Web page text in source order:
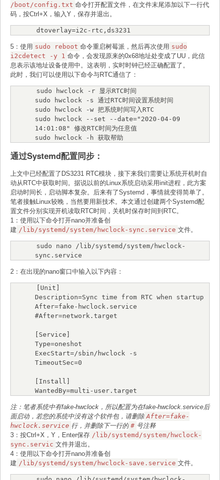
|  13 |  23 | GPIO.23 |   IN | 0 | 33 || 34
|   |      | 0v      |     |     |
| 0 | IN   | GPIO.27 | 27  | 16  |
| 0 | IN   | GPIO.28 | 28  | 20  |
|     |     |      0v |      |   | 39 || 40
| 0 | IN   | GPIO.29 | 29  | 21  |
+-----+-----+---------+------+---+----++---
-+---+------+---------+-----+-----+
| BCM | wPi |   Name  | Mode | V | Physical
| V | Mode | Name    | wPi | BCM |
+-----+-----+---------+------+---+---Pi B+-
-+---+------+---------+-----+-----+
/boot/config.txt 命令打开配置文件，在文件末尾添加以下一行代
码，按Ctrl+X，输入Y，保存并退出。
dtoverlay=i2c-rtc,ds3231
5：使用 sudo reboot 命令重启树莓派，然后再次使用 sudo
i2cdetect -y 1 命令，会发现原来的0x68地址处变成了UU，此信
息表示该地址设备使用中。这表明，实时时钟已经正确配置了。
此时，我们可以使用以下命令与RTC通信了：
sudo hwclock -r 显示RTC时间
sudo hwclock -s 通过RTC时间设置系统时间
sudo hwclock -w 把系统时间写入RTC
sudo hwclock --set --date="2020-04-09
14:01:08" 修改RTC时间为任意值
sudo hwclock -h 获取帮助
通过Systemd配置同步：
上文中已经配置了DS3231 RTC模块，接下来我们需要让系统开机时自
动从RTC中获取时间。据说以前的Linux系统启动采用init进程，此方案
启动时间长，启动脚本复杂。后来有了Systemd，事情就变得简单了。
笔者接触Linux较晚，当然要用新技术。本文通过创建两个Systemd配
置文件分别实现开机读取RTC时间，关机时保存时间到RTC。
1：使用以下命令打开nano并准备创
建 /lib/systemd/system/hwclock-sync.service 文件。
sudo nano /lib/systemd/system/hwclock-
sync.service
2：在出现的nano窗口中输入以下内容：
[Unit]
Description=Sync time from RTC when startup
After=fake-hwclock.service
#After=network.target
[Service]
Type=oneshot
ExecStart=/sbin/hwclock -s
TimeoutSec=0
[Install]
WantedBy=multi-user.target
注：笔者系统中有fake-hwclock，所以配置为在fake-hwclock.service后
面启动，若您的系统中没有这个软件包，请删除 After=fake-
hwclock.service 行，并删除下一行的 # 号注释
3：按Ctrl+X，Y，Enter保存 /lib/systemd/system/hwclock-
sync.servic 文件并退出。
4：使用以下命令打开nano并准备创
建 /lib/systemd/system/hwclock-save.service 文件。